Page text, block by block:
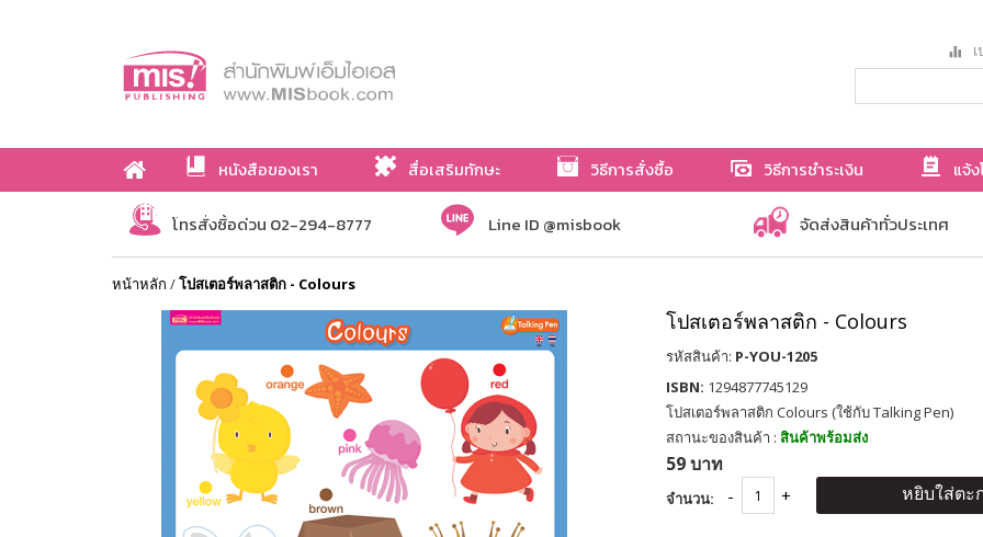
หนังสือของเรา สื่อเสริมทักษะ วิธีการสั่งซื้อ วิธีการชำระเงิน
แจ้
เกี่ยวกับเรา
โทรสั่งซื้อด่วน 02-294-8777 Line ID @misbook จัดส่งสินค้าทั่วประเทศ
หน้าหลัก /โปสเตอร์พลาสติก - Colours
โปสเตอร์พลาสติก - Colours
รหัสสินค้า: P-YOU-1205
ISBN: 1294877745129
โปสเตอร์พลาสติก Colours (ใช้กับ Talking Pen)
สถานะของสินค้า : สินค้าพร้อมส่ง
59 บาท
จำนวน: หยิบใส่ตะ